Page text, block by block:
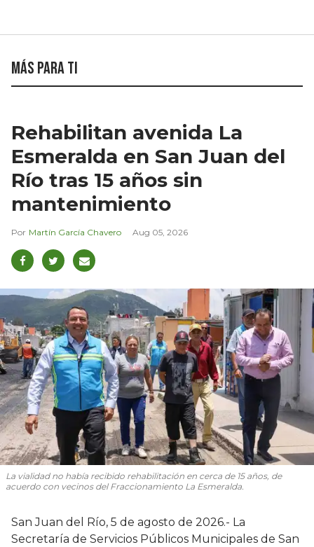
Más para ti
Rehabilitan avenida La
Esmeralda en San Juan del
Río tras 15 años sin
mantenimiento
Martín García Chavero Aug 05, 2026
La vialidad no había recibido rehabilitación en cerca de 15 años, de
acuerdo con vecinos del Fraccionamiento La Esmeralda.
San Juan del Río, 5 de agosto de 2026.- La
Secretaría de Servicios Públicos Municipales de San